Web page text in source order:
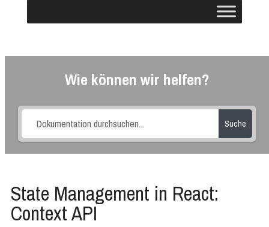
Wie können wir helfen?
Suche
State Management in React:
Context API